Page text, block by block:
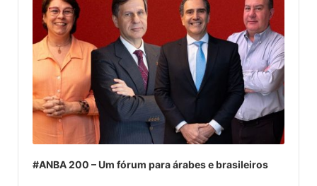
#ANBA 200 – Um fórum para árabes e brasileiros